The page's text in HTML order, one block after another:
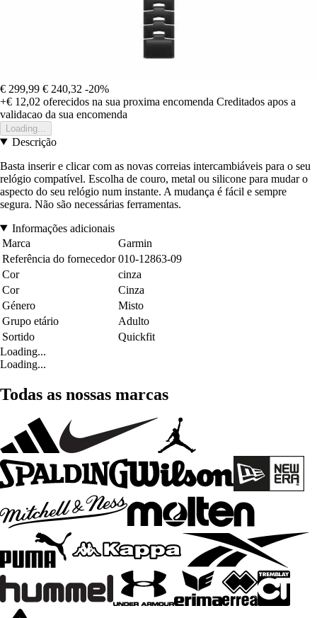
€ 299,99 € 240,32 -20%
+€ 12,02 oferecidos na sua proxima encomenda Creditados apos a
validacao da sua encomenda
Loading...
Descrição
Basta inserir e clicar com as novas correias intercambiáveis para o seu
relógio compatível. Escolha de couro, metal ou silicone para mudar o
aspecto do seu relógio num instante. A mudança é fácil e sempre
segura. Não são necessárias ferramentas.
Informações adicionais
Marca
Garmin
Referência do fornecedor 010-12863-09
Cor
cinza
Cor
Cinza
Género
Misto
Grupo etário
Adulto
Sortido
Quickfit
Loading...
Loading...
Todas as nossas marcas